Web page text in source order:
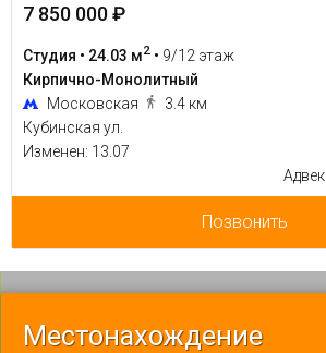
7 850 000 ₽
Студия • 24.03 м2 • 9/12 этаж
Кирпично-Монолитный
Московская
3.4 км
Кубинская ул.
Изменен: 13.07
Позвонить
Местонахождение